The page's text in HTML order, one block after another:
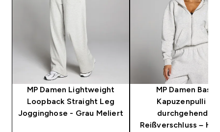
MP Damen Lightweight
Loopback Straight Leg
Jogginghose - Grau Meliert
MP Damen
Kapuzenpulli mit
durchgehendem
Reißverschluss –